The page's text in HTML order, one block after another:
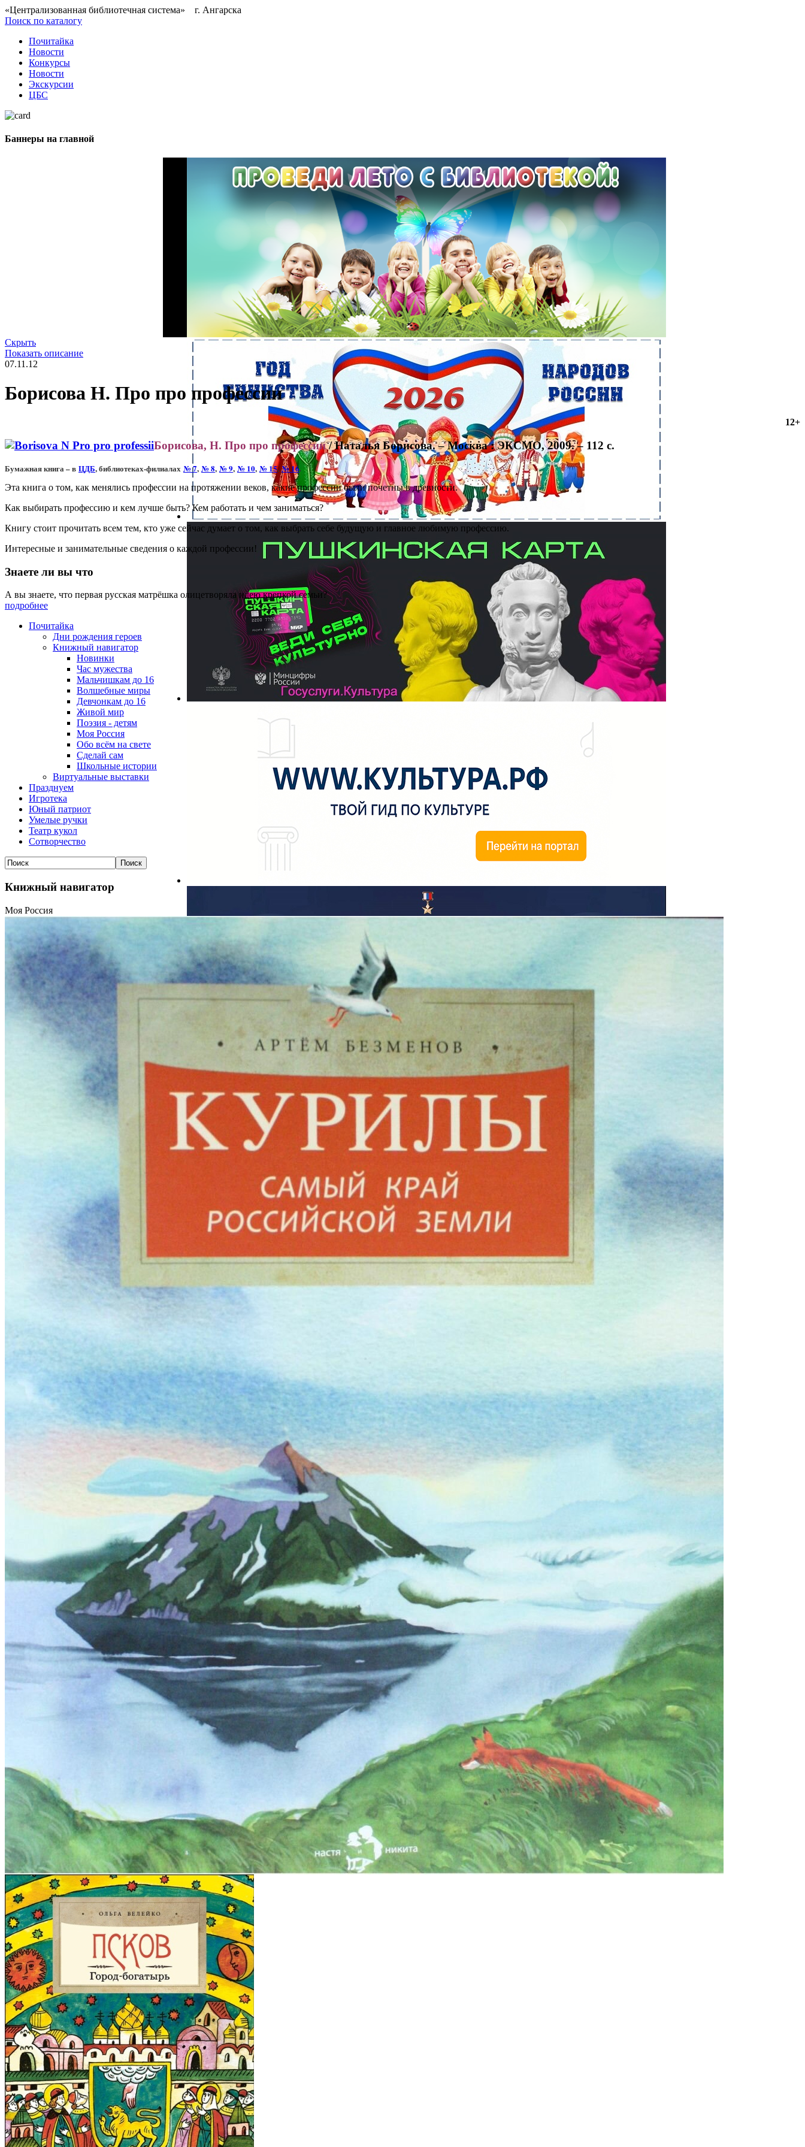
«Централизованная библиотечная система» г. Ангарска
Поиск по каталогу
Почитайка
Новости
Конкурсы
Новости
Экскурсии
ЦБС
Баннеры на главной
Скрыть
Показать описание
07.11.12
Борисова Н. Про про профессии
12+
Борисова, Н. Про про профессии/ Наталья Борисова. – Москва : ЭКСМО, 2009. – 112 с.
Бумажная книга – в ЦДБ, библиотеках-филиалах № 7, № 8, № 9, № 10, № 15,№ 16.
Эта книга о том, как менялись профессии на протяжении веков, какие профессии были почетны в древности.
Как выбирать профессию и кем лучше быть? Кем работать и чем заниматься?
Книгу стоит прочитать всем тем, кто уже сейчас думает о том, как выбрать себе будущую и главное любимую профессию.
Интересные и занимательные сведения о каждой профессии!
Знаете ли вы что
А вы знаете, что первая русская матрёшка олицетворяла идею крепкой семьи?
подробнее
Почитайка
Дни рождения героев
Книжный навигатор
Новинки
Час мужества
Мальчишкам до 16
Волшебные миры
Девчонкам до 16
Живой мир
Поэзия - детям
Моя Россия
Обо всём на свете
Сделай сам
Школьные истории
Виртуальные выставки
Празднуем
Игротека
Юный патриот
Умелые ручки
Театр кукол
Сотворчество
Книжный навигатор
Моя Россия